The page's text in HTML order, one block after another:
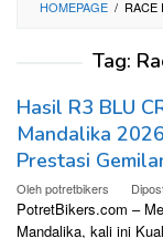
HOMEPAGE / RACE
Tag:
Hasil R3 BLU
Mandalika
Prestasi
Olehpotretbikers
PotretBikers.com –
Mandalika, kali ini